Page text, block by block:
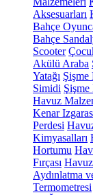
Aksesuarları
Bahçe
Bahçe
Scooter
Akülü Araba
Yatağı Şişme
Simidi
Havuz
Kenar
Perdesi
Kimyasalları
Hortumu
Fırçası
Aydınlatma
Termometresi